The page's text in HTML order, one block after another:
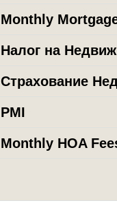
Monthly
Налог на
Страхование
PMI
Monthly HOA